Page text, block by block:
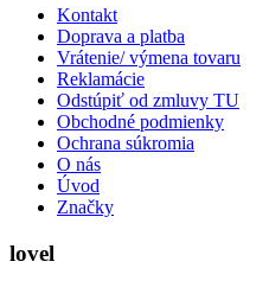
Kontakt
Doprava a platba
Vrátenie/ výmena tovaru
Reklamácie
Odstúpiť od zmluvy TU
Obchodné podmienky
Ochrana súkromia
O nás
Úvod
Značky
lovel